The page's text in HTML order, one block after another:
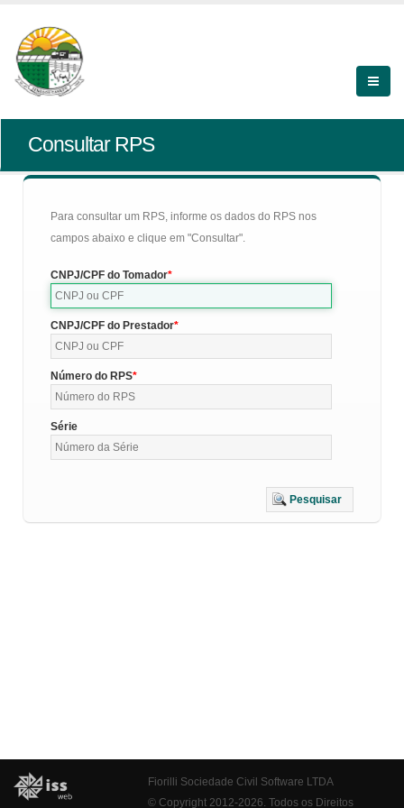
Consultar RPS
Para consultar um RPS, informe os dados do RPS nos
campos abaixo e clique em "Consultar".
CNPJ/CPF do Tomador
CNPJ/CPF do Prestador
Número do RPS
Série
Pesquisar
Fiorilli Sociedade Civil Software LTDA
© Copyright 2012-2026. Todos os Direitos